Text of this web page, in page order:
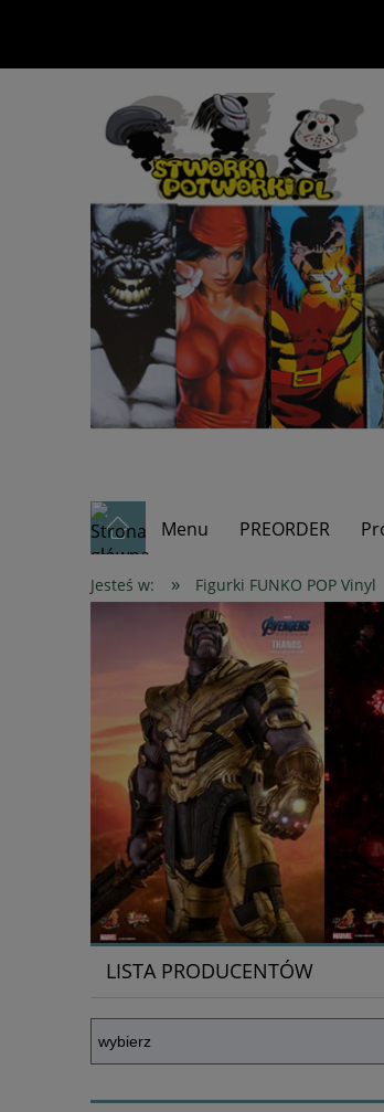
Menu PREORDER
Jesteś w: » Figurki FUNKO POP Vinyl
LISTA PRODUCENTÓW